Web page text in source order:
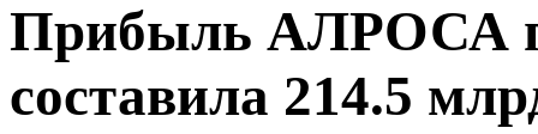
Прибыль АЛРОСА
составила 214.5